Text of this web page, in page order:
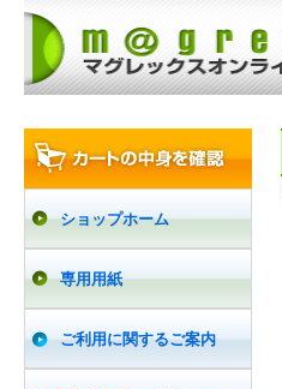
ショップホーム
専用用紙
ご利用に関するご案内